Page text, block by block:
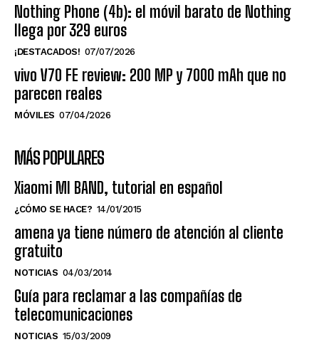
Nothing Phone (4b): el móvil barato de Nothing
llega por 329 euros
¡DESTACADOS! 07/07/2026
vivo V70 FE review: 200 MP y 7000 mAh que no
parecen reales
MÓVILES 07/04/2026
MÁS POPULARES
Xiaomi MI BAND, tutorial en español
¿CÓMO SE HACE? 14/01/2015
amena ya tiene número de atención al cliente
gratuito
NOTICIAS 04/03/2014
Guía para reclamar a las compañías de
telecomunicaciones
NOTICIAS 15/03/2009